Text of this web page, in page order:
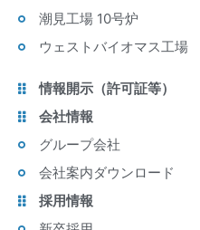
潮見工場 10号炉
ウェストバイオマス工場
情報開示（許可証等）
会社情報
グループ会社
会社案内ダウンロード
採用情報